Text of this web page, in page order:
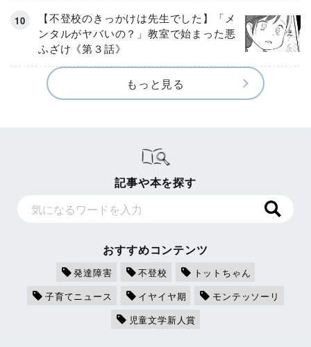
【不登校のきっかけは先生でした】「メ
ンタルがヤバいの？」教室で始まった悪
ふざけ《第３話》
もっと見る
記事や本を探す
おすすめコンテンツ
発達障害 不登校
トットちゃん
子育てニュース
イヤイヤ期
モンテッソーリ
児童文学新人賞